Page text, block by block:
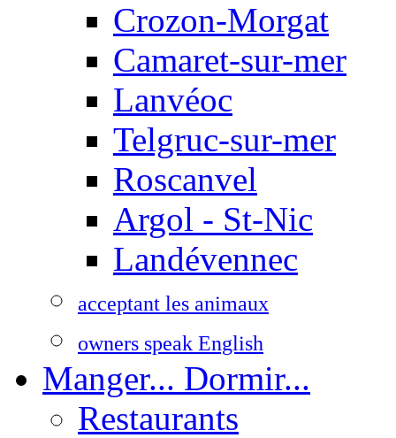
Crozon-Morgat
Camaret-sur-mer
Lanvéoc
Telgruc-sur-mer
Roscanvel
Argol - St-Nic
Landévennec
acceptant les animaux
owners speak English
Manger... Dormir...
Restaurants